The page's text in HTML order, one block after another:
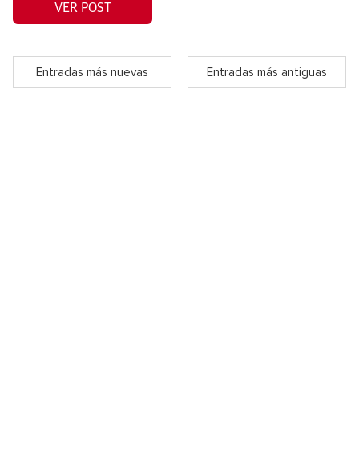
VER POST
Entradas más nuevas Entradas más antiguas